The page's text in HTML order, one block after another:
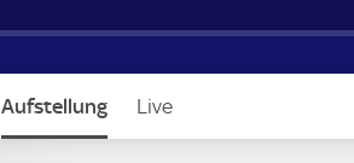
i
e
Aufstellung Live